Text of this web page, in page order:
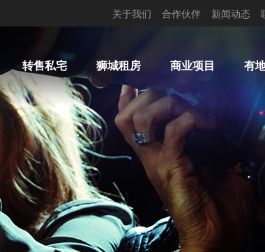
关于我们 合作伙伴 新闻动态
转售私宅 狮城租房 商业项目 有